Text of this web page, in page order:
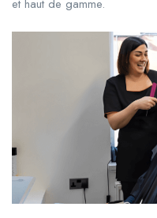
et haut de gamme.